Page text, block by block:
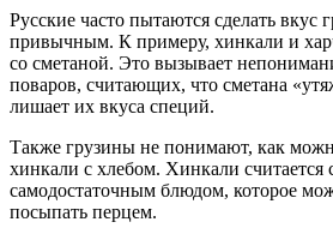
Русские часто пытаются сделать вкус
привычным. К примеру, хинкали и
со сметаной. Это вызывает
поваров, считающих, что сметана
лишает их вкуса специй.
Также грузины не понимают, как
хинкали с хлебом. Хинкали считается
самодостаточным блюдом, которое
посыпать перцем.